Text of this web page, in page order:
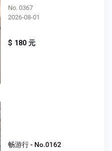
No. 0367
2026-08-01
$ 180 元
畅游行 - No.0162